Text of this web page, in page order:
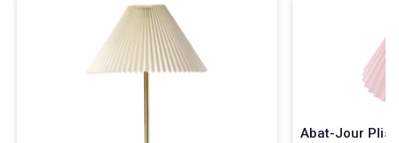
Abat-Jour